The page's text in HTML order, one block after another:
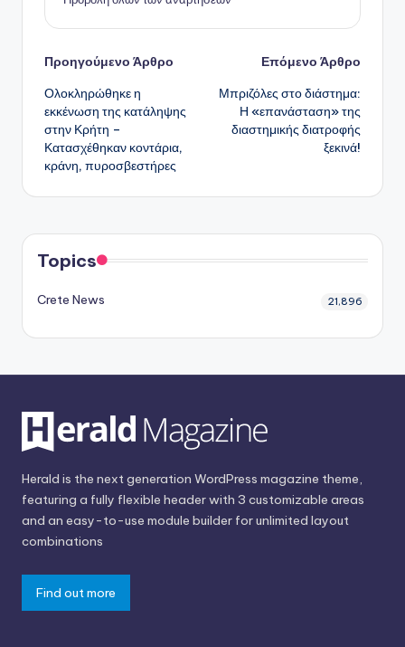
Πλοήγηση
δημοσιεύσεων
Προηγούμενο Άρθρο
Ολοκληρώθηκε η
εκκένωση της κατάληψης
στην Κρήτη –
Κατασχέθηκαν κοντάρια,
κράνη, πυροσβεστήρες
Επόμενο Άρθρο
Μπριζόλες στο διάστημα:
Η «επανάσταση» της
διαστημικής διατροφής
ξεκινά!
Topics
Crete News 21,896
Herald is the next generation WordPress magazine theme,
featuring a fully flexible header with 3 customizable areas
and an easy-to-use module builder for unlimited layout
combinations
Find out more